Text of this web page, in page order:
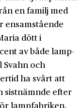
en familj med
ensam­stående
dött i
av både lamp­
och
ha svårt att
sist­nämnde efter
lamp­fabriken.